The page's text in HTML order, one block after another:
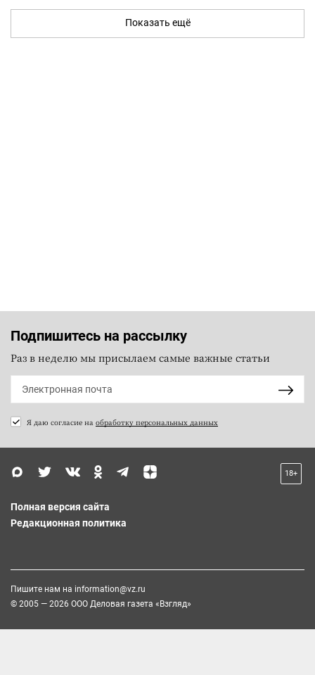
Показать ещё
Подпишитесь на рассылку
Раз в неделю мы присылаем самые важные статьи
Я даю согласие на обработку персональных данных
18+
Полная версия сайта
Редакционная политика
Пишите нам на information@vz.ru
© 2005 — 2026 ООО Деловая газета «Взгляд»